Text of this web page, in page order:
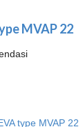
MVAP 22